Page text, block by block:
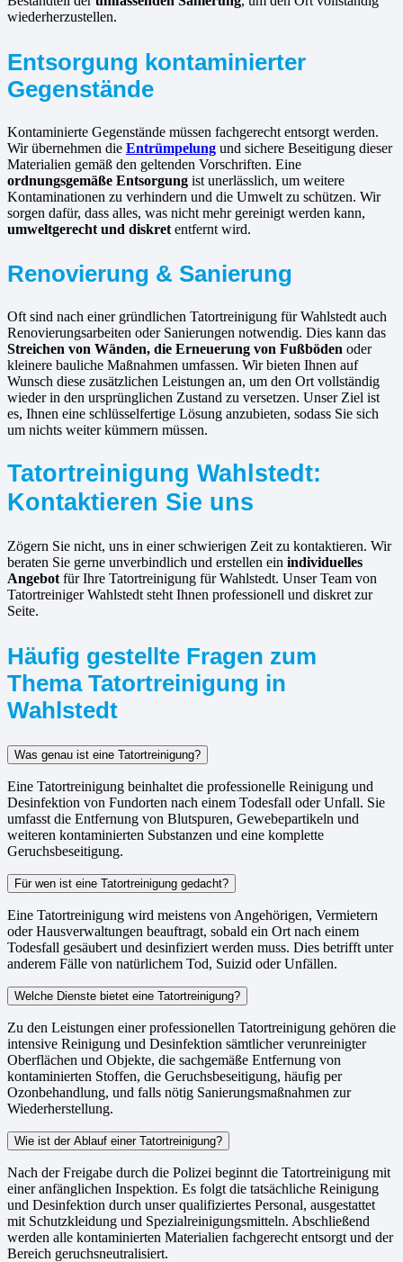
wiederherzustellen.
Entsorgung kontaminierter
Gegenstände
Kontaminierte Gegenstände müssen fachgerecht entsorgt werden.
Wir übernehmen die Entrümpelung und sichere Beseitigung dieser
Materialien gemäß den geltenden Vorschriften. Eine
ordnungsgemäße Entsorgung ist unerlässlich, um weitere
Kontaminationen zu verhindern und die Umwelt zu schützen. Wir
sorgen dafür, dass alles, was nicht mehr gereinigt werden kann,
umweltgerecht und diskret entfernt wird.
Renovierung & Sanierung
Oft sind nach einer gründlichen Tatortreinigung für Wahlstedt auch
Renovierungsarbeiten oder Sanierungen notwendig. Dies kann das
Streichen von Wänden, die Erneuerung von Fußböden oder
kleinere bauliche Maßnahmen umfassen. Wir bieten Ihnen auf
Wunsch diese zusätzlichen Leistungen an, um den Ort vollständig
wieder in den ursprünglichen Zustand zu versetzen. Unser Ziel ist
es, Ihnen eine schlüsselfertige Lösung anzubieten, sodass Sie sich
um nichts weiter kümmern müssen.
Tatortreinigung Wahlstedt:
Kontaktieren Sie uns
Zögern Sie nicht, uns in einer schwierigen Zeit zu kontaktieren. Wir
beraten Sie gerne unverbindlich und erstellen ein individuelles
Angebot für Ihre Tatortreinigung für Wahlstedt. Unser Team von
Tatortreiniger Wahlstedt steht Ihnen professionell und diskret zur
Seite.
Häufig gestellte Fragen zum
Thema Tatortreinigung in
Wahlstedt
Was genau ist eine Tatortreinigung?
Eine Tatortreinigung beinhaltet die professionelle Reinigung und
Desinfektion von Fundorten nach einem Todesfall oder Unfall. Sie
umfasst die Entfernung von Blutspuren, Gewebepartikeln und
weiteren kontaminierten Substanzen und eine komplette
Geruchsbeseitigung.
Für wen ist eine Tatortreinigung gedacht?
Eine Tatortreinigung wird meistens von Angehörigen, Vermietern
oder Hausverwaltungen beauftragt, sobald ein Ort nach einem
Todesfall gesäubert und desinfiziert werden muss. Dies betrifft unter
anderem Fälle von natürlichem Tod, Suizid oder Unfällen.
Welche Dienste bietet eine Tatortreinigung?
Zu den Leistungen einer professionellen Tatortreinigung gehören die
intensive Reinigung und Desinfektion sämtlicher verunreinigter
Oberflächen und Objekte, die sachgemäße Entfernung von
kontaminierten Stoffen, die Geruchsbeseitigung, häufig per
Ozonbehandlung, und falls nötig Sanierungsmaßnahmen zur
Wiederherstellung.
Wie ist der Ablauf einer Tatortreinigung?
Nach der Freigabe durch die Polizei beginnt die Tatortreinigung mit
einer anfänglichen Inspektion. Es folgt die tatsächliche Reinigung
und Desinfektion durch unser qualifiziertes Personal, ausgestattet
mit Schutzkleidung und Spezialreinigungsmitteln. Abschließend
werden alle kontaminierten Materialien fachgerecht entsorgt und der
Bereich geruchsneutralisiert.